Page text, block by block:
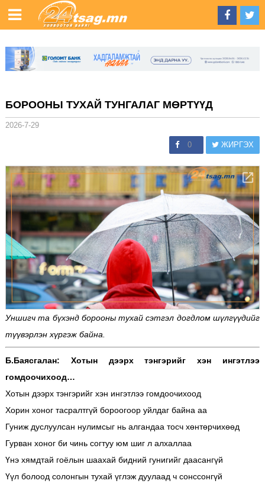
БОРООНЫ ТУХАЙ ТУНГАЛАГ МӨРТҮҮД
2026-7-29
0 ЖИРГЭХ
Уншигч та бүхэнд борооны тухай сэтгэл догдлом шүлгүүдийг
түүвэрлэн хүргэж байна.
Б.Баясгалан: Хотын дээрх тэнгэрийг хэн ингэтлээ
гомдоочихоод…
Хотын дээрх тэнгэрийг хэн ингэтлээ гомдоочихоод
Хорин хоног тасралтгүй бороогоор уйлдаг байна аа
Гуниж дуслуулсан нулимсыг нь алгандаа тосч хөнтөрчихөөд
Гурван хоног би чинь согтуу юм шиг л алхаллаа
Үнэ хямдтай гоёлын шаахай бидний гунигийг даасангүй
Үүл болоод солонгын тухай үглэж дуулаад ч сонссонгүй